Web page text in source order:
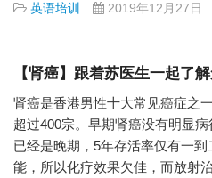
英语培训 2019年12月27日
【肾癌】跟着苏医生一起了
肾癌是香港男性十大常见癌症之
超过400宗。早期肾癌没有明显
已经是晚期，5年存活率仅有一
能，所以化疗效果欠佳，而放射